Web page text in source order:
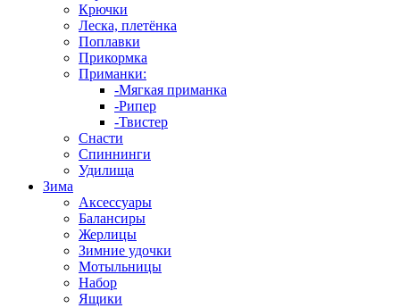
Крючки
Леска, плетёнка
Поплавки
Прикормка
Приманки:
-Мягкая приманка
-Рипер
-Твистер
Снасти
Спиннинги
Удилища
Зима
Аксессуары
Балансиры
Жерлицы
Зимние удочки
Мотыльницы
Набор
Ящики